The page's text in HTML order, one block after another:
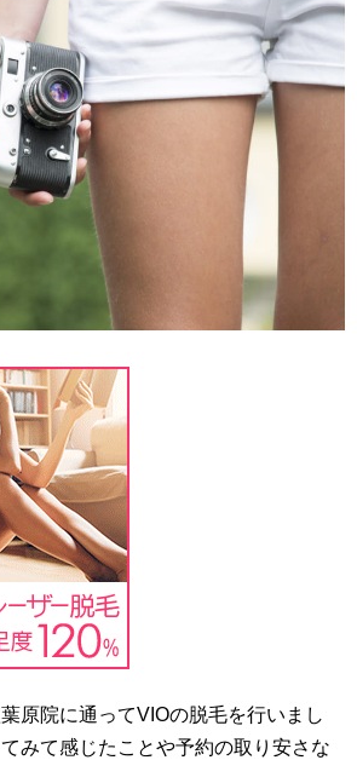
原院に通ってVIOの脱毛を行いまし
みて感じたことや予約の取り安さな